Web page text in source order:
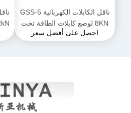
ناقل الكابلات الكهربائية GSS-5
8KN لوضع كابلات الطاقة تحت
الأرض
احصل على أفضل سعر